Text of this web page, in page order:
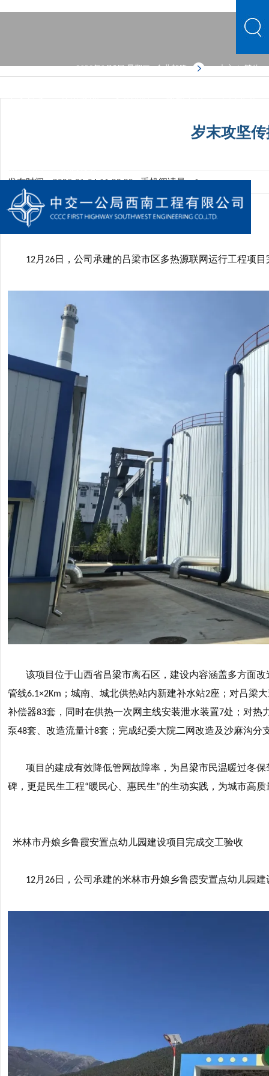
2026年8月5日 星期三企业邮箱 中文 | 繁体
中文首页 公司概况 文化品牌 新闻中心 主营业务
岁末攻坚
发布时间：2026-01-04 11:28:39手机阅读量：1
吕梁多热源项目完成交工验收
12月 26日，公司承建的吕梁市区多热源联网运行工程项
该项目位于山西省吕梁市离石区，建设内容涵盖多方面
管线6.1×2Km ；城南、城北供热站内新建补水站2座；对吕梁
补偿器83套，同时在供热一次网主线安装泄水装置7处；对热
泵48套、改造流量计8套；完成纪委大院二网改造及沙麻沟分
项目的建成有效降低管网故障率，为吕梁市民温暖过冬
碑，更是民生工程“暖民心、惠民生”的生动实践，为城市高
米林市丹娘乡鲁霞安置点幼儿园建设项目完成交工验收
12月 26日，公司承建的米林市丹娘乡鲁霞安置点幼儿园